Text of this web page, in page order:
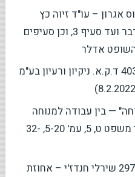
עמוס אגרון – עו"ד זיוה כץ
(14.10.2007), פתח דבר ועד סעיף 3, וכן סעיפים
ע"ע (ארצי) 4033-04-21 ד.ק.א. ניקיון ורעיון בע"מ
— בין עבודה למנוחה
בעידן הדיגיטלי, עיוני משפט ט, 5, עמ' 5-20, 32-
רשות: ע"ע 29712-08-13 שירלי חנדז'י – אחוזת